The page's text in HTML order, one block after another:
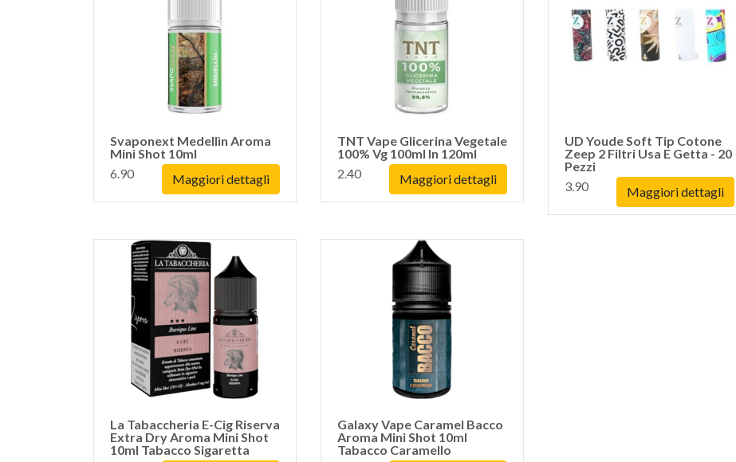
Svaponext Medellìn Aroma
Mini Shot 10ml
6.90
Maggiori dettagli
TNT Vape Glicerina Vegetale
100% Vg 100ml In 120ml
2.40
Maggiori dettagli
UD Youde Soft Tip Cotone
Zeep 2 Filtri Usa E Getta - 20
Pezzi
3.90
Maggiori dettagli
La Tabaccheria E-Cig Riserva
Extra Dry Aroma Mini Shot
10ml Tabacco Sigaretta
Galaxy Vape Caramel Bacco
Aroma Mini Shot 10ml
Tabacco Caramello